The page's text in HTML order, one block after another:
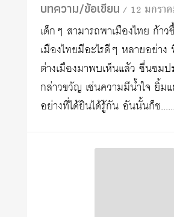
บทความ/ข้อเขียน/ 12 มกรา
เด็กๆ สามารถพาเมืองไทย ก้าว
เมืองไทยมีอะไรดีๆ หลายอย่า
ต่างเมืองมาพบเห็นแล้ว ชื่นชมป
กล่าวขวัญ เช่นความมีน้ำใจ ยิ้ม
อย่างที่ได้ยินได้รู้กัน อันนั้นก็ช......